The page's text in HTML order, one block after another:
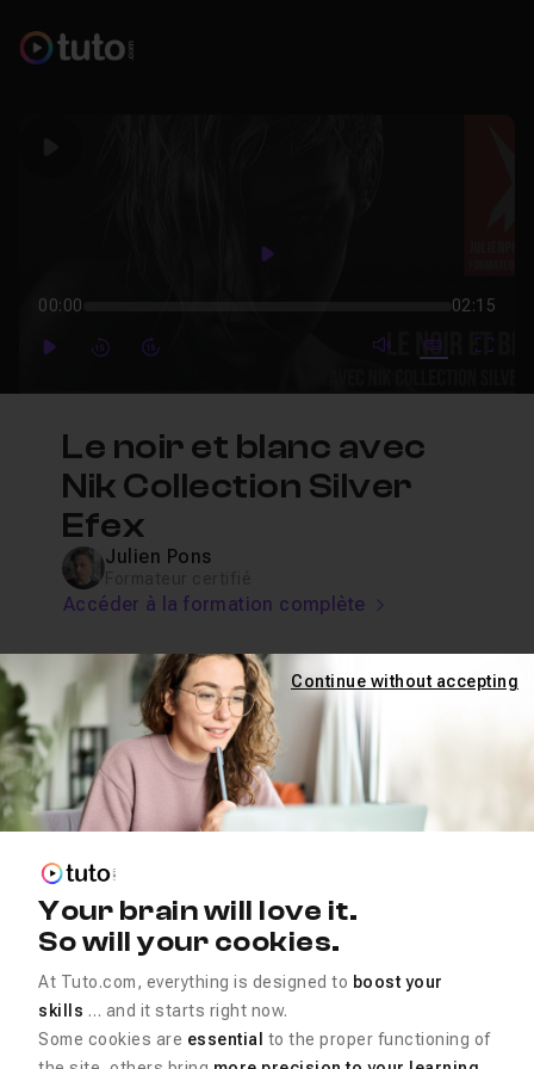
Play
00:00 02:15
PlayForwardForward mute video
Subtitles
Le noir et blanc avec
Nik Collection Silver
Efex
Julien Pons
Accéder à la formation complète